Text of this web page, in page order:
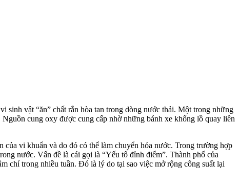
vật “ăn” chất rắn hòa tan trong dòng nước thải. Một trong những
cung oxy được cung cấp nhờ những bánh xe khổng lồ quay liên
vi khuẩn và do đó có thể làm chuyển hóa nước. Trong trường hợp
nước. Vấn đề là cái gọi là “Yếu tố đỉnh điểm”. Thành phố của
chí trong nhiều tuần. Đó là lý do tại sao việc mở rộng công suất lại